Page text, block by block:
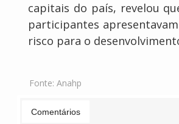
capitais do país, revelou
participantes
risco para o
Fonte: Anahp
Comentários